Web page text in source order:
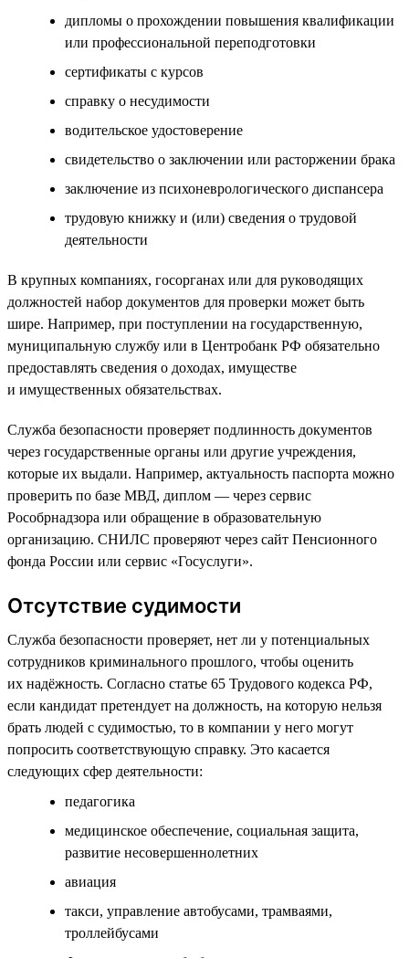
дипломы о прохождении повышения квалификации
или профессиональной переподготовки
сертификаты с курсов
справку о несудимости
водительское удостоверение
свидетельство о заключении или расторжении брака
заключение из психоневрологического диспансера
трудовую книжку и (или) сведения о трудовой
деятельности
В крупных компаниях, госорганах или для руководящих
должностей набор документов для проверки может быть
шире. Например, при поступлении на государственную,
муниципальную службу или в Центробанк РФ обязательно
предоставлять сведения о доходах, имуществе
и имущественных обязательствах.
Служба безопасности проверяет подлинность документов
через государственные органы или другие учреждения,
которые их выдали. Например, актуальность паспорта можно
проверить по базе МВД, диплом — через сервис
Рособрнадзора или обращение в образовательную
организацию. СНИЛС проверяют через сайт Пенсионного
фонда России или сервис «Госуслуги».
Отсутствие судимости
Служба безопасности проверяет, нет ли у потенциальных
сотрудников криминального прошлого, чтобы оценить
их надёжность. Согласно статье 65 Трудового кодекса РФ,
если кандидат претендует на должность, на которую нельзя
брать людей с судимостью, то в компании у него могут
попросить соответствующую справку. Это касается
следующих сфер деятельности:
педагогика
медицинское обеспечение, социальная защита,
развитие несовершеннолетних
авиация
такси, управление автобусами, трамваями,
троллейбусами